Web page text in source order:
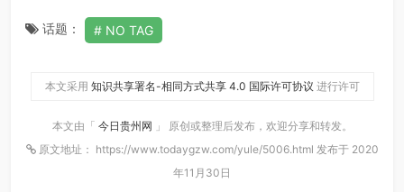
话题： NO TAG
本文采用 知识共享署名-相同方式共享 4.0 国际许可协议 进行许可
本文由「 今日贵州网 」 原创或整理后发布，欢迎分享和转发。
原文地址： https://www.todaygzw.com/yule/5006.html 发布于 2020
年11月30日